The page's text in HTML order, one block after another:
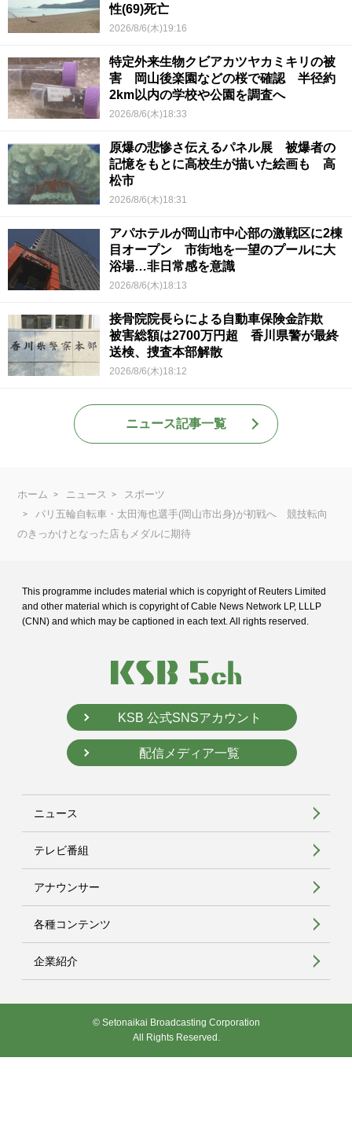
性(69)死亡
2026/8/6(木)19:16
特定外来生物クビアカツヤカミキリの被
害 岡山後楽園などの桜で確認 半径約
2km以内の学校や公園を調査へ
2026/8/6(木)18:33
原爆の悲惨さ伝えるパネル展 被爆者の
記憶をもとに高校生が描いた絵画も 高
松市
2026/8/6(木)18:31
アパホテルが岡山市中心部の激戦区に2棟
目オープン 市街地を一望のプールに大
浴場…非日常感を意識
2026/8/6(木)18:13
接骨院院長らによる自動車保険金詐欺
被害総額は2700万円超 香川県警が最終
送検、捜査本部解散
2026/8/6(木)18:12
ニュース記事一覧
ホーム ニュース
スポーツ
パリ五輪自転車・太田海也選手(岡山市出身)が初戦へ 競技転向
のきっかけとなった店もメダルに期待
This programme includes material which is copyright of Reuters Limited
and other material which is copyright of Cable News Network LP, LLLP
(CNN) and which may be captioned in each text. All rights reserved.
KSB 公式SNSアカウント
配信メディア一覧
ニュース
テレビ番組
アナウンサー
各種コンテンツ
企業紹介
© Setonaikai Broadcasting Corporation
All Rights Reserved.